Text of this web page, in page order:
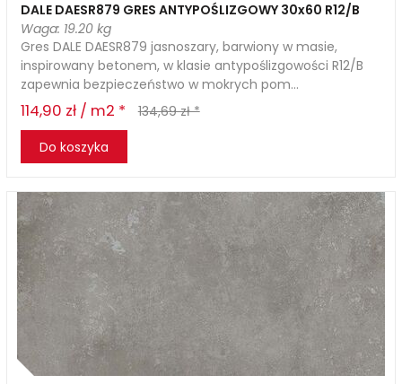
DALE DAESR879 GRES ANTYPOŚLIZGOWY 30x60 R12/B
Waga: 19.20 kg
Gres DALE DAESR879 jasnoszary, barwiony w masie,
inspirowany betonem, w klasie antypoślizgowości R12/B
zapewnia bezpieczeństwo w mokrych pom...
114,90 zł / m2 *
134,69 zł *
Do koszyka